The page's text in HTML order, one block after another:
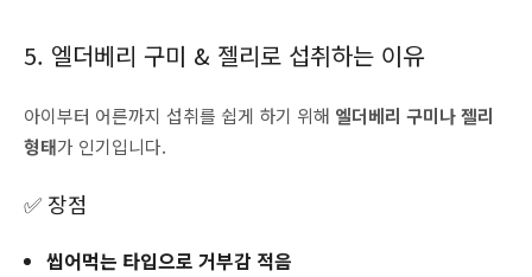
5. 엘더베리 구미 & 젤리로 섭취하는 이유
아이부터 어른까지 섭취를 쉽게 하기 위해 엘더베리 구미나 젤리
형태가 인기입니다.
✅ 장점
씹어먹는 타입으로 거부감 적음